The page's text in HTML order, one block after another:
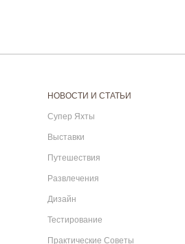
НОВОСТИ И СТАТЬИ
Супер Яхты
Выставки
Путешествия
Развлечения
Дизайн
Тестирование
Практические Советы